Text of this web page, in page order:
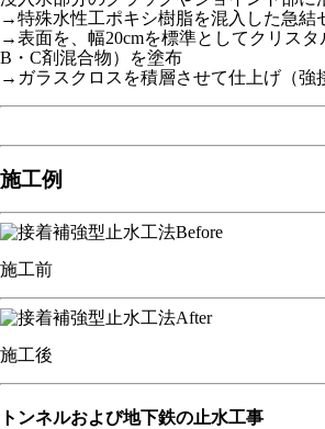
→特殊水性工ポキシ樹脂を混入した急結
→表面を、幅20cmを標準としてクリスタ
B・C剤混合物）を塗布
→ガラスクロスを積層させて仕上げ（強
施工例
施工前
施工後
トンネルおよび地下鉄の止水工事